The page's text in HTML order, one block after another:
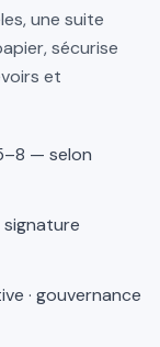
une suite
sécurise
et
— selon
signature
· gouvernance